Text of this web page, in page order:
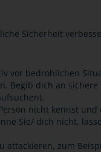
Sicherheit
vor bedrohlichen
Begib dich an sichere
nicht kennst und
Sie/ dich nicht,
attackieren, zum